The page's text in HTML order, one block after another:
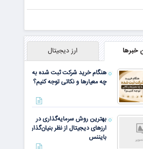
خبرها ارز دیجیتال
هنگام خرید شرکت ثبت شده به
چه معیارها و نکاتی توجه کنیم؟
بهترین روش سرمایه‌گذاری در
ارزهای دیجیتال از نظر بنیان‌گذار
بایننس